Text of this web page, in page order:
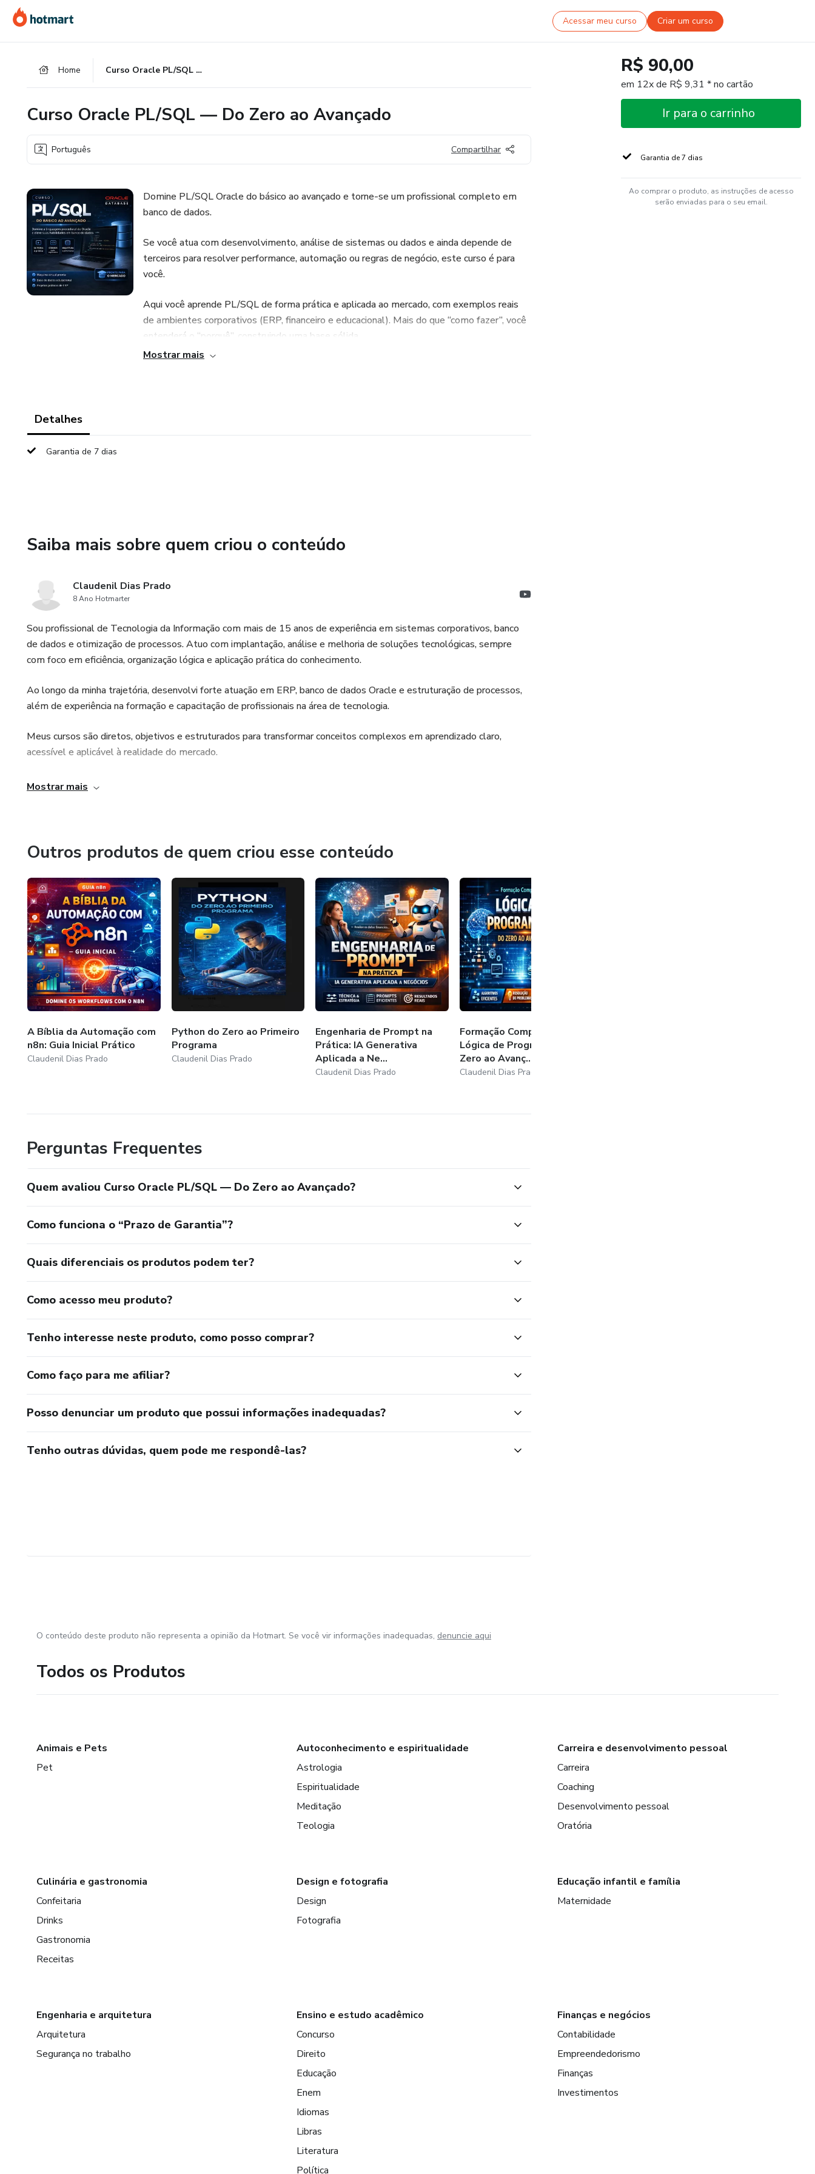
para
o
para
o
para
o
Acessar meu curso Criar um curso
Home Curso Oracle PL/SQL — Do Zero ao Avançado
Curso Oracle PL/SQL — Do Zero ao Avançado
Português Compartilhar
Domine PL/SQL Oracle do básico ao avançado e torne-se um profissional completo em
banco de dados.
Se você atua com desenvolvimento, análise de sistemas ou dados e ainda depende de
terceiros para resolver performance, automação ou regras de negócio, este curso é para
você.
Aqui você aprende PL/SQL de forma prática e aplicada ao mercado, com exemplos reais
de ambientes corporativos (ERP, financeiro e educacional). Mais do que “como fazer”, você
entenderá o “porquê”, construindo uma base sólida.
✔ Performance e boas práticas
Curso direto ao ponto, focado em evolução profissional, autonomia e destaque no
mercado.
Mostrar mais
Detalhes
Garantia de 7 dias
Saiba mais sobre quem criou o conteúdo
Claudenil Dias Prado
8 Ano Hotmarter
Sou profissional de Tecnologia da Informação com mais de 15 anos de experiência em sistemas corporativos, banco
de dados e otimização de processos. Atuo com implantação, análise e melhoria de soluções tecnológicas, sempre
com foco em eficiência, organização lógica e aplicação prática do conhecimento.
Ao longo da minha trajetória, desenvolvi forte atuação em ERP, banco de dados Oracle e estruturação de processos,
além de experiência na formação e capacitação de profissionais na área de tecnologia.
Meus cursos são diretos, objetivos e estruturados para transformar conceitos complexos em aprendizado claro,
acessível e aplicável à realidade do mercado.
Mostrar mais
Outros produtos de quem criou esse conteúdo
A Bíblia da Automação com
n8n: Guia Inicial Prático
Claudenil Dias Prado
Python do Zero ao Primeiro
Programa
Claudenil Dias Prado
Engenharia de Prompt na
Prática: IA Generativa
Aplicada a Ne...
Claudenil Dias Prado
Formação Completa em
Lógica de Programação: Do
Zero ao Avanç...
Claudenil Dias Prado
Perguntas Frequentes
Quem avaliou Curso Oracle PL/SQL — Do Zero ao Avançado?
Como funciona o “Prazo de Garantia”?
Quais diferenciais os produtos podem ter?
Como acesso meu produto?
Tenho interesse neste produto, como posso comprar?
Como faço para me afiliar?
Posso denunciar um produto que possui informações inadequadas?
Tenho outras dúvidas, quem pode me respondê-las?
R$ 90,00
em 12x de R$ 9,31 * no cartão
Ir para o carrinho
Garantia de 7 dias
Ao comprar o produto, as instruções de acesso
serão enviadas para o seu email.
O conteúdo deste produto não representa a opinião da Hotmart. Se você vir informações inadequadas, denuncie aqui
Todos os Produtos
Animais e Pets
Pet
Autoconhecimento e espiritualidade
Astrologia
Espiritualidade
Meditação
Teologia
Carreira e desenvolvimento pessoal
Carreira
Coaching
Desenvolvimento pessoal
Oratória
Culinária e gastronomia
Confeitaria
Drinks
Gastronomia
Receitas
Design e fotografia
Design
Fotografia
Educação infantil e família
Maternidade
Engenharia e arquitetura
Arquitetura
Segurança no trabalho
Ensino e estudo acadêmico
Concurso
Direito
Educação
Enem
Idiomas
Libras
Literatura
Política
Finanças e negócios
Contabilidade
Empreendedorismo
Finanças
Investimentos